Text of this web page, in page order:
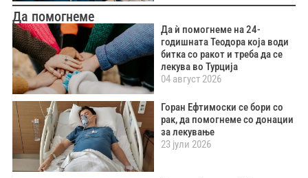
Да помогнеме
Да ѝ помогнеме на 24-
годишната Теодора која води
битка со ракот и треба да се
лекува во Турција
04 август 2026
Горан Ефтимоски се бори со
рак, да помогнеме со донации
за лекување
23 јули 2026